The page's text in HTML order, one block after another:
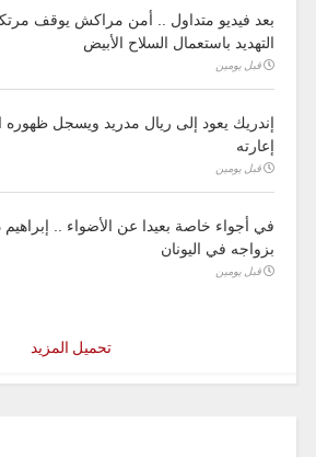
بعد فيديو متداول .. أمن مراكش يوقف
التهديد باستعمال السلاح الأبيض
قبل يومين
إندريك يعود إلى ريال مدريد ويسجل ظهوره
إعارته
قبل يومين
في أجواء خاصة بعيدا عن الأضواء .. إبراهيم
بزواجه في اليونان
قبل يومين
تحميل المزيد